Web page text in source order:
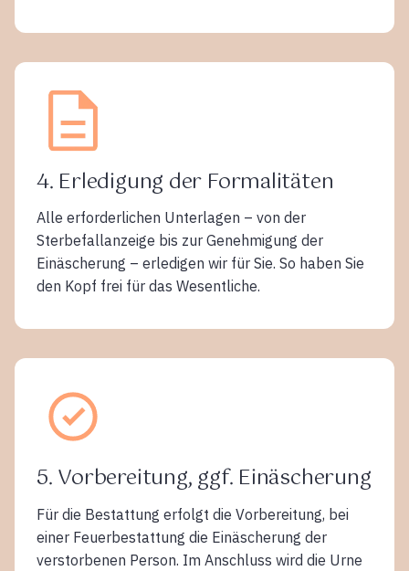
4. Erledigung der Formalitäten
Alle erforderlichen Unterlagen – von der
Sterbefallanzeige bis zur Genehmigung der
Einäscherung – erledigen wir für Sie. So haben Sie
den Kopf frei für das Wesentliche.
5. Vorbereitung, ggf. Einäscherung
Für die Bestattung erfolgt die Vorbereitung, bei
einer Feuerbestattung die Einäscherung der
verstorbenen Person. Im Anschluss wird die Urne